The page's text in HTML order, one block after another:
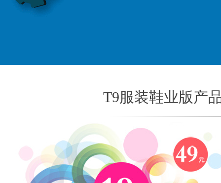
T9服装鞋业版产